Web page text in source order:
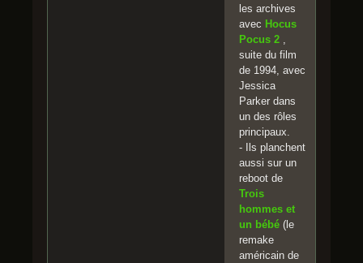
les archives
avec Hocus
Pocus 2
suite du film
de 1994, avec
Jessica
Parker dans
un des rôles
principaux.
- Ils planchent
aussi sur un
reboot de
Trois
hommes et
un bébé (le
remake
américain de